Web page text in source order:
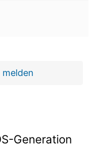
Generation